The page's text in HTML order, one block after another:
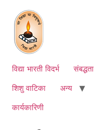
content
विद्या भारती विदर्भ संबद्धता
शिशु वाटिका
अन्य
कार्यकारिणी